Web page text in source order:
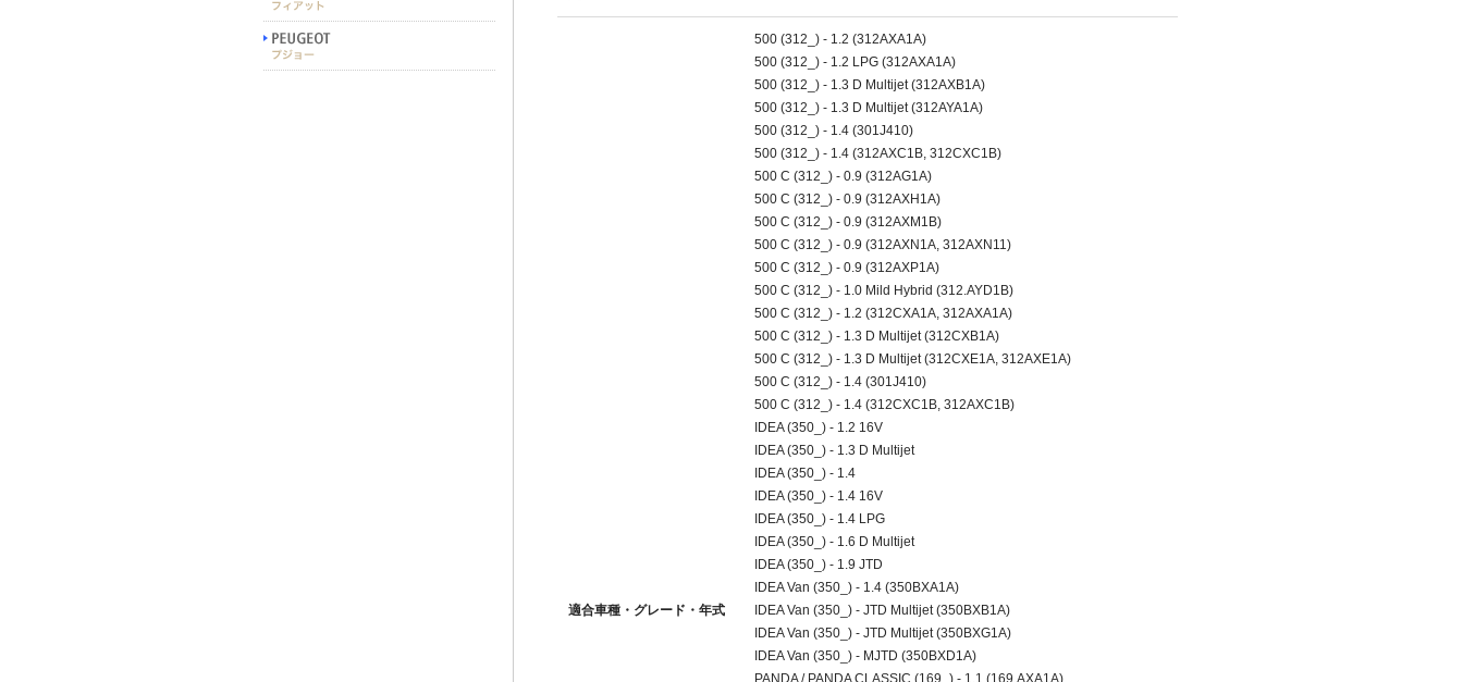
適合車種・グレード・年式
500 (312_) - 1.2 (312AXA1A)
500 (312_) - 1.2 LPG (312AXA1A)
500 (312_) - 1.3 D Multijet (312AXB1A)
500 (312_) - 1.3 D Multijet (312AYA1A)
500 (312_) - 1.4 (301J410)
500 (312_) - 1.4 (312AXC1B, 312CXC1B)
500 C (312_) - 0.9 (312AG1A)
500 C (312_) - 0.9 (312AXH1A)
500 C (312_) - 0.9 (312AXM1B)
500 C (312_) - 0.9 (312AXN1A, 312AXN11)
500 C (312_) - 0.9 (312AXP1A)
500 C (312_) - 1.0 Mild Hybrid (312.AYD1B)
500 C (312_) - 1.2 (312CXA1A, 312AXA1A)
500 C (312_) - 1.3 D Multijet (312CXB1A)
500 C (312_) - 1.3 D Multijet (312CXE1A, 312AXE1A)
500 C (312_) - 1.4 (301J410)
500 C (312_) - 1.4 (312CXC1B, 312AXC1B)
IDEA (350_) - 1.2 16V
IDEA (350_) - 1.3 D Multijet
IDEA (350_) - 1.4
IDEA (350_) - 1.4 16V
IDEA (350_) - 1.4 LPG
IDEA (350_) - 1.6 D Multijet
IDEA (350_) - 1.9 JTD
IDEA Van (350_) - 1.4 (350BXA1A)
IDEA Van (350_) - JTD Multijet (350BXB1A)
IDEA Van (350_) - JTD Multijet (350BXG1A)
IDEA Van (350_) - MJTD (350BXD1A)
PANDA / PANDA CLASSIC (169_) - 1.1 (169.AXA1A)